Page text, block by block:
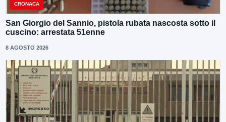
CRONACA
San Giorgio del Sannio, pistola rubata nascosta sotto il
cuscino: arrestata 51enne
8 AGOSTO 2026